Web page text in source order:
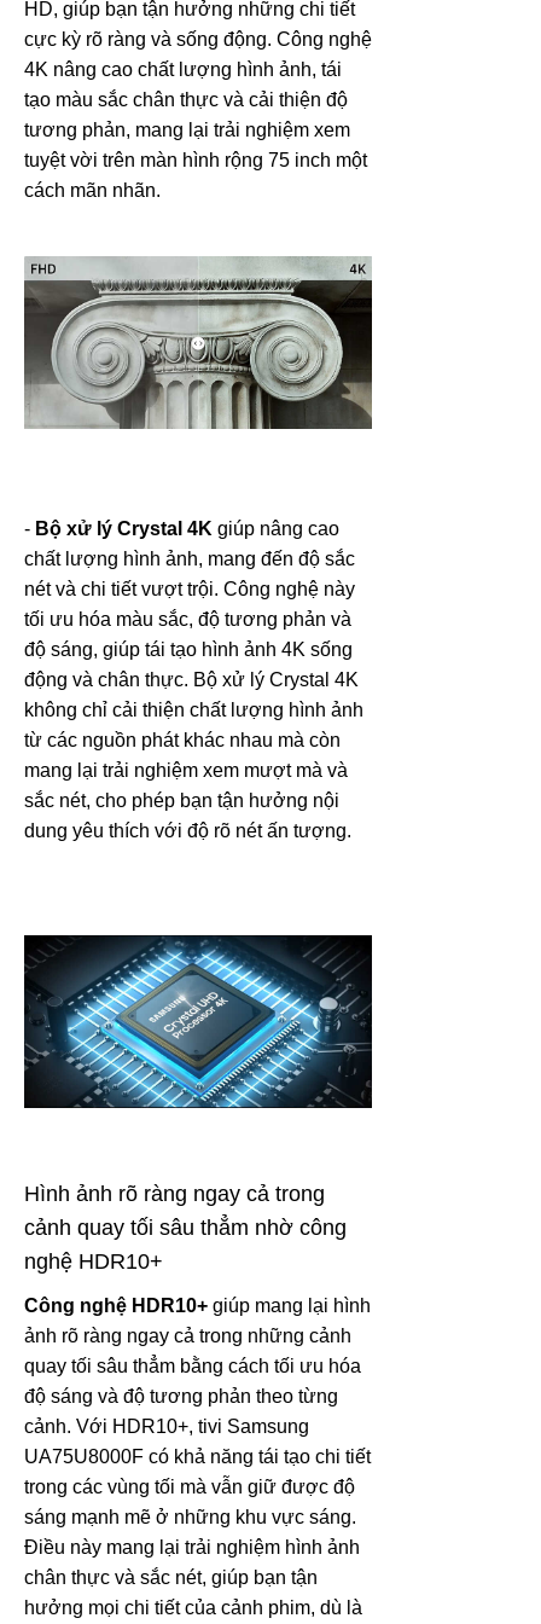
HD, giúp bạn tận hưởng những chi tiết
cực kỳ rõ ràng và sống động. Công nghệ
4K nâng cao chất lượng hình ảnh, tái
tạo màu sắc chân thực và cải thiện độ
tương phản, mang lại trải nghiệm xem
tuyệt vời trên màn hình rộng 75 inch một
cách mãn nhãn.
- Bộ xử lý Crystal 4K giúp nâng cao
chất lượng hình ảnh, mang đến độ sắc
nét và chi tiết vượt trội. Công nghệ này
tối ưu hóa màu sắc, độ tương phản và
độ sáng, giúp tái tạo hình ảnh 4K sống
động và chân thực. Bộ xử lý Crystal 4K
không chỉ cải thiện chất lượng hình ảnh
từ các nguồn phát khác nhau mà còn
mang lại trải nghiệm xem mượt mà và
sắc nét, cho phép bạn tận hưởng nội
dung yêu thích với độ rõ nét ấn tượng.
Hình ảnh rõ ràng ngay cả trong
cảnh quay tối sâu thẳm nhờ công
nghệ HDR10+
Công nghệ HDR10+ giúp mang lại hình
ảnh rõ ràng ngay cả trong những cảnh
quay tối sâu thẳm bằng cách tối ưu hóa
độ sáng và độ tương phản theo từng
cảnh. Với HDR10+, tivi Samsung
UA75U8000F có khả năng tái tạo chi tiết
trong các vùng tối mà vẫn giữ được độ
sáng mạnh mẽ ở những khu vực sáng.
Điều này mang lại trải nghiệm hình ảnh
chân thực và sắc nét, giúp bạn tận
hưởng mọi chi tiết của cảnh phim, dù là